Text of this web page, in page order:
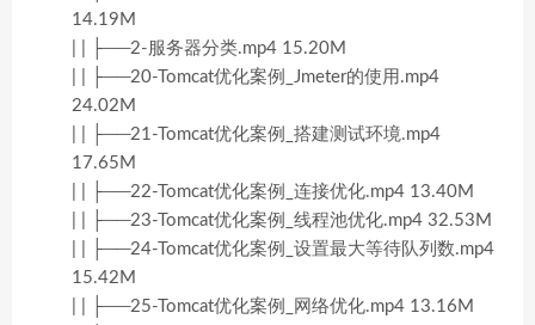
14.19M
| | ├──2-服务器分类.mp4 15.20M
| | ├──20-Tomcat优化案例_Jmeter的使用.mp4
24.02M
| | ├──21-Tomcat优化案例_搭建测试环境.mp4
17.65M
| | ├──22-Tomcat优化案例_连接优化.mp4 13.40M
| | ├──23-Tomcat优化案例_线程池优化.mp4 32.53M
| | ├──24-Tomcat优化案例_设置最大等待队列数.mp4
15.42M
| | ├──25-Tomcat优化案例_网络优化.mp4 13.16M